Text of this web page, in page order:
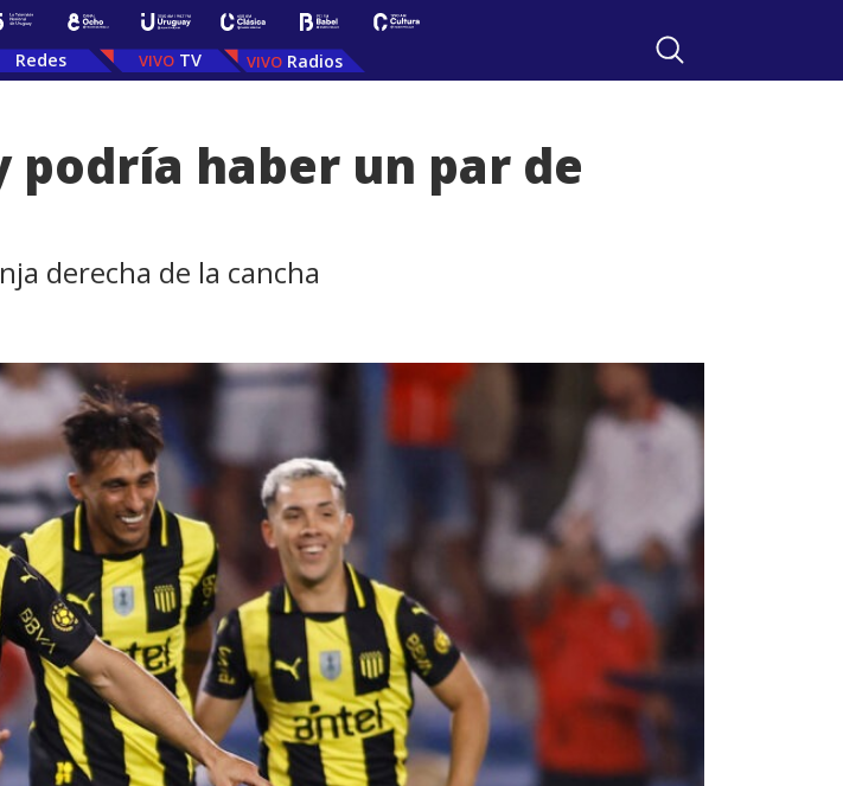
Redes TV Radios
podría haber un par de
derecha de la cancha